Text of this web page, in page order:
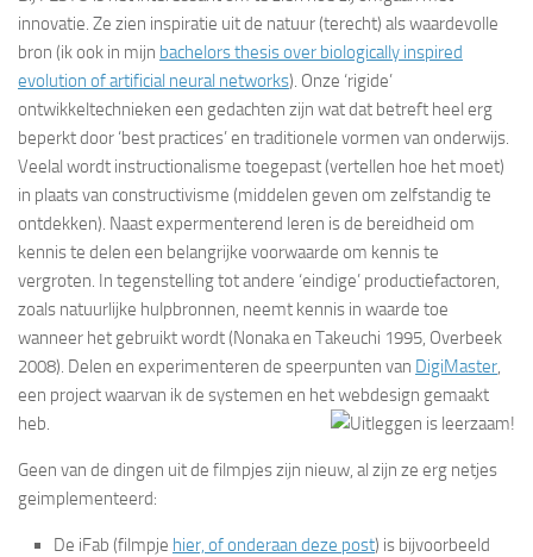
innovatie. Ze zien inspiratie uit de natuur (terecht) als waardevolle
bron (ik ook in mijn bachelors thesis over biologically inspired
evolution of artificial neural networks). Onze ‘rigide’
ontwikkeltechnieken een gedachten zijn wat dat betreft heel erg
beperkt door ‘best practices’ en traditionele vormen van onderwijs.
Veelal wordt instructionalisme toegepast (vertellen hoe het moet)
in plaats van constructivisme (middelen geven om zelfstandig te
ontdekken). Naast expermenterend leren is de bereidheid om
kennis te delen een belangrijke voorwaarde om kennis te
vergroten. In tegenstelling tot andere ‘eindige’ productiefactoren,
zoals natuurlijke hulpbronnen, neemt kennis in waarde toe
wanneer het gebruikt wordt (Nonaka en Takeuchi 1995, Overbeek
2008). Delen en experimenteren de speerpunten van DigiMaster,
een project waarvan ik de systemen en het webdesign gemaakt
heb.
Geen van de dingen uit de filmpjes zijn nieuw, al zijn ze erg netjes
geimplementeerd:
De iFab (filmpje hier, of onderaan deze post) is bijvoorbeeld